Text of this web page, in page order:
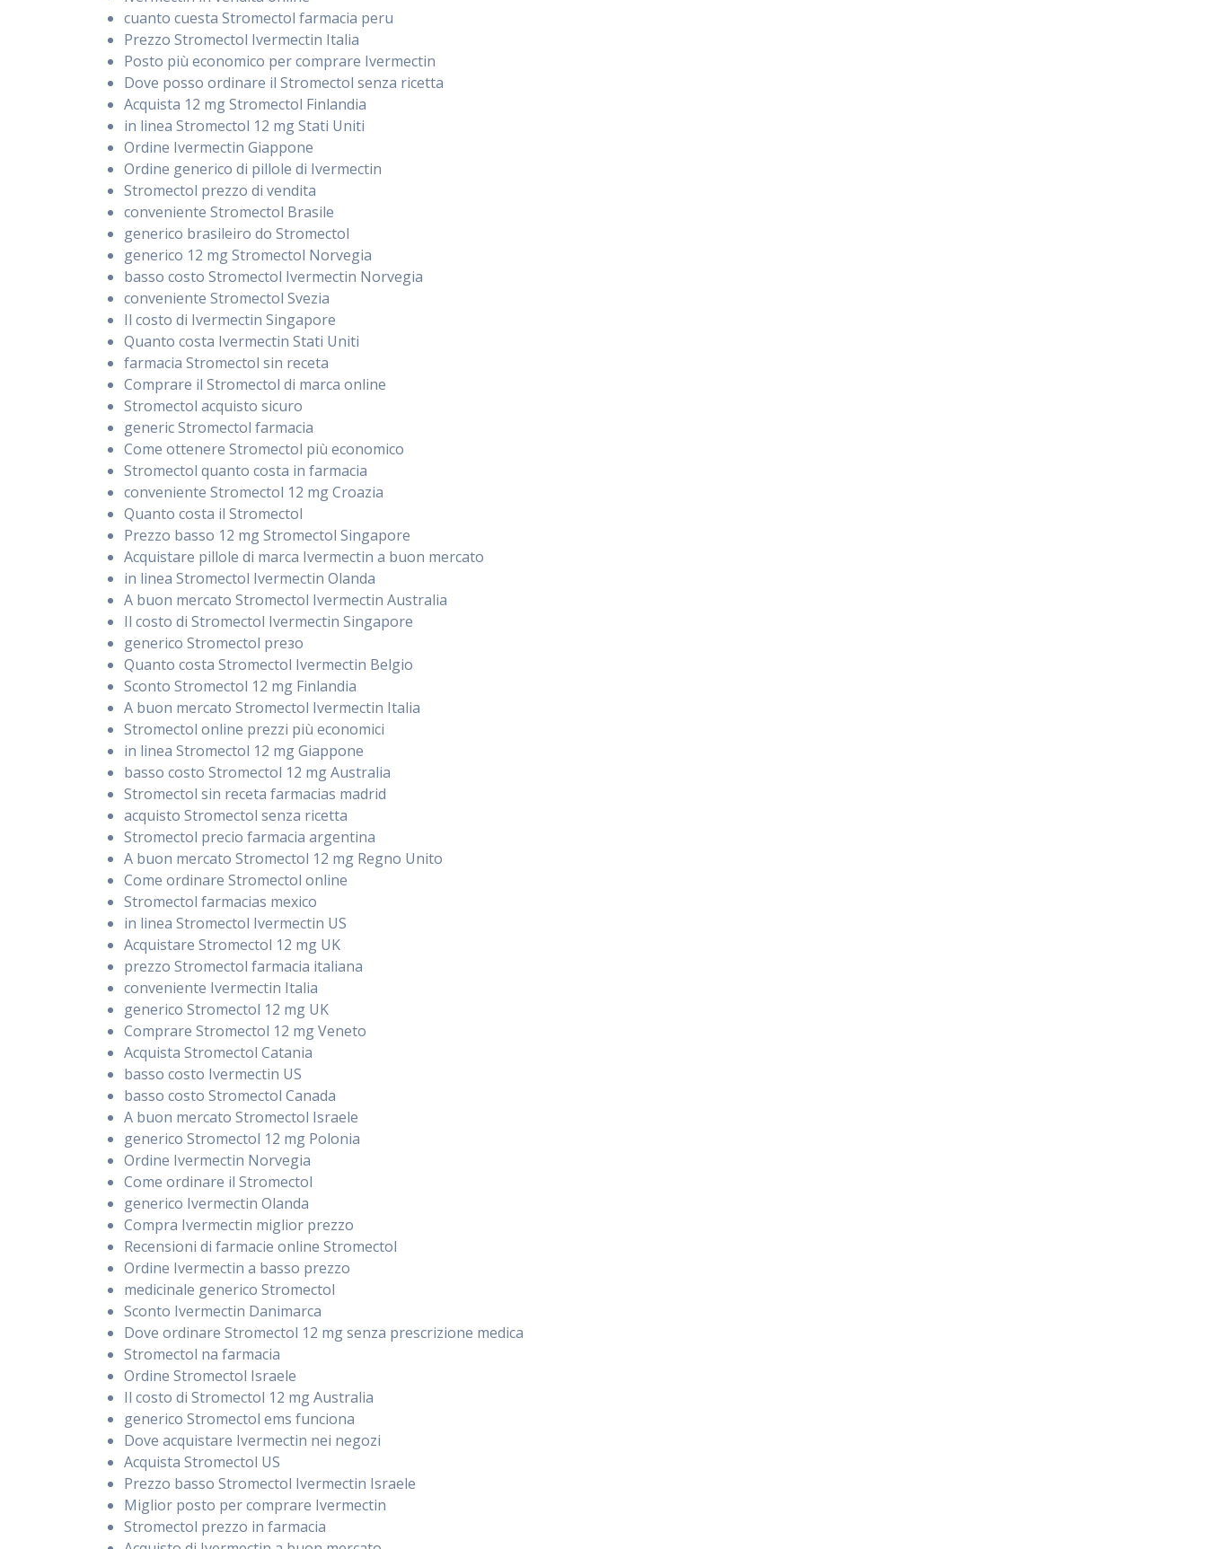
cuanto cuesta Stromectol farmacia peru
Prezzo Stromectol Ivermectin Italia
Posto più economico per comprare Ivermectin
Dove posso ordinare il Stromectol senza ricetta
Acquista 12 mg Stromectol Finlandia
in linea Stromectol 12 mg Stati Uniti
Ordine Ivermectin Giappone
Ordine generico di pillole di Ivermectin
Stromectol prezzo di vendita
conveniente Stromectol Brasile
generico brasileiro do Stromectol
generico 12 mg Stromectol Norvegia
basso costo Stromectol Ivermectin Norvegia
conveniente Stromectol Svezia
Il costo di Ivermectin Singapore
Quanto costa Ivermectin Stati Uniti
farmacia Stromectol sin receta
Comprare il Stromectol di marca online
Stromectol acquisto sicuro
generic Stromectol farmacia
Come ottenere Stromectol più economico
Stromectol quanto costa in farmacia
conveniente Stromectol 12 mg Croazia
Quanto costa il Stromectol
Prezzo basso 12 mg Stromectol Singapore
Acquistare pillole di marca Ivermectin a buon mercato
in linea Stromectol Ivermectin Olanda
A buon mercato Stromectol Ivermectin Australia
Il costo di Stromectol Ivermectin Singapore
generico Stromectol preзo
Quanto costa Stromectol Ivermectin Belgio
Sconto Stromectol 12 mg Finlandia
A buon mercato Stromectol Ivermectin Italia
Stromectol online prezzi più economici
in linea Stromectol 12 mg Giappone
basso costo Stromectol 12 mg Australia
Stromectol sin receta farmacias madrid
acquisto Stromectol senza ricetta
Stromectol precio farmacia argentina
A buon mercato Stromectol 12 mg Regno Unito
Come ordinare Stromectol online
Stromectol farmacias mexico
in linea Stromectol Ivermectin US
Acquistare Stromectol 12 mg UK
prezzo Stromectol farmacia italiana
conveniente Ivermectin Italia
generico Stromectol 12 mg UK
Comprare Stromectol 12 mg Veneto
Acquista Stromectol Catania
basso costo Ivermectin US
basso costo Stromectol Canada
A buon mercato Stromectol Israele
generico Stromectol 12 mg Polonia
Ordine Ivermectin Norvegia
Come ordinare il Stromectol
generico Ivermectin Olanda
Compra Ivermectin miglior prezzo
Recensioni di farmacie online Stromectol
Ordine Ivermectin a basso prezzo
medicinale generico Stromectol
Sconto Ivermectin Danimarca
Dove ordinare Stromectol 12 mg senza prescrizione medica
Stromectol na farmacia
Ordine Stromectol Israele
Il costo di Stromectol 12 mg Australia
generico Stromectol ems funciona
Dove acquistare Ivermectin nei negozi
Acquista Stromectol US
Prezzo basso Stromectol Ivermectin Israele
Miglior posto per comprare Ivermectin
Stromectol prezzo in farmacia